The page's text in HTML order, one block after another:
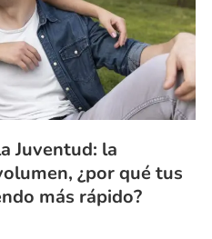
Juventud: la
¿por qué tus
más rápido?